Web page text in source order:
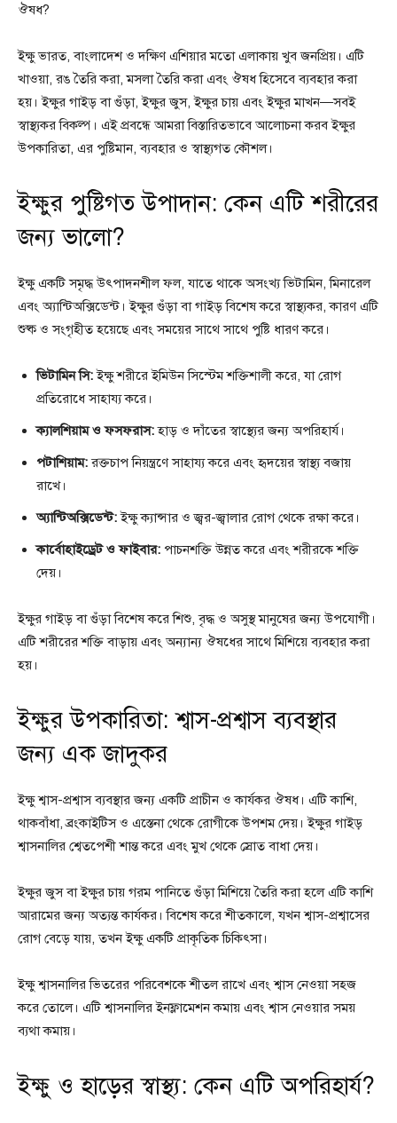
ঔষধ?
ইক্ষু ভারত, বাংলাদেশ ও দক্ষিণ এশিয়ার মতো এলাকায় খুব জনপ্রিয়। এটি
খাওয়া, রঙ তৈরি করা, মসলা তৈরি করা এবং ঔষধ হিসেবে ব্যবহার করা
হয়। ইক্ষুর গাইড় বা গুঁড়া, ইক্ষুর জুস, ইক্ষুর চায় এবং ইক্ষুর মাখন—সবই
স্বাস্থ্যকর বিকল্প। এই প্রবন্ধে আমরা বিস্তারিতভাবে আলোচনা করব ইক্ষুর
উপকারিতা, এর পুষ্টিমান, ব্যবহার ও স্বাস্থ্যগত কৌশল।
ইক্ষুর পুষ্টিগত উপাদান: কেন এটি শরীরের
জন্য ভালো?
ইক্ষু একটি সমৃদ্ধ উৎপাদনশীল ফল, যাতে থাকে অসংখ্য ভিটামিন, মিনারেল
এবং অ্যান্টিঅক্সিডেন্ট। ইক্ষুর গুঁড়া বা গাইড় বিশেষ করে স্বাস্থ্যকর, কারণ এটি
শুষ্ক ও সংগৃহীত হয়েছে এবং সময়ের সাথে সাথে পুষ্টি ধারণ করে।
ভিটামিন সি:ইক্ষু শরীরে ইমিউন সিস্টেম শক্তিশালী করে, যা রোগ
প্রতিরোধে সাহায্য করে।
ক্যালশিয়াম ও ফসফরাস:হাড় ও দাঁতের স্বাস্থ্যের জন্য অপরিহার্য।
পটাশিয়াম:রক্তচাপ নিয়ন্ত্রণে সাহায্য করে এবং হৃদয়ের স্বাস্থ্য বজায়
রাখে।
অ্যান্টিঅক্সিডেন্ট:ইক্ষু ক্যান্সার ও জ্বর-জ্বালার রোগ থেকে রক্ষা করে।
কার্বোহাইড্রেট ও ফাইবার: পাচনশক্তি উন্নত করে এবং শরীরকে শক্তি
দেয়।
ইক্ষুর গাইড় বা গুঁড়া বিশেষ করে শিশু, বৃদ্ধ ও অসুস্থ মানুষের জন্য উপযোগী।
এটি শরীরের শক্তি বাড়ায় এবং অন্যান্য ঔষধের সাথে মিশিয়ে ব্যবহার করা
হয়।
ইক্ষুর উপকারিতা: শ্বাস-প্রশ্বাস ব্যবস্থার
জন্য এক জাদুকর
ইক্ষু শ্বাস-প্রশ্বাস ব্যবস্থার জন্য একটি প্রাচীন ও কার্যকর ঔষধ। এটি কাশি,
থাকবাঁধা, ব্রংকাইটিস ও এস্তেনা থেকে রোগীকে উপশম দেয়। ইক্ষুর গাইড়
শ্বাসনালির শ্বেতপেশী শান্ত করে এবং মুখ থেকে স্রোত বাধা দেয়।
ইক্ষুর জুস বা ইক্ষুর চায় গরম পানিতে গুঁড়া মিশিয়ে তৈরি করা হলে এটি কাশি
আরামের জন্য অত্যন্ত কার্যকর। বিশেষ করে শীতকালে, যখন শ্বাস-প্রশ্বাসের
রোগ বেড়ে যায়, তখন ইক্ষু একটি প্রাকৃতিক চিকিৎসা।
ইক্ষু শ্বাসনালির ভিতরের পরিবেশকে শীতল রাখে এবং শ্বাস নেওয়া সহজ
করে তোলে। এটি শ্বাসনালির ইনফ্লামেশন কমায় এবং শ্বাস নেওয়ার সময়
ব্যথা কমায়।
ইক্ষু ও হাড়ের স্বাস্থ্য: কেন এটি অপরিহার্য?